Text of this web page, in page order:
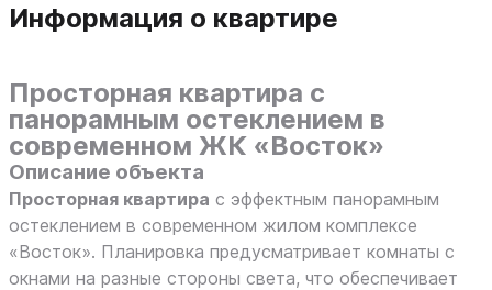
Информация о квартире
Просторная квартира с
панорамным остеклением в
современном ЖК «Восток»
Описание объекта
Просторная квартира с эффектным панорамным
остеклением в современном жилом комплексе
«Восток». Планировка предусматривает комнаты с
окнами на разные стороны света, что обеспечивает